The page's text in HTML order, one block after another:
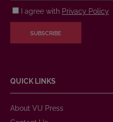
I agree with Privacy Policy
SUBSCRIBE
QUICK LINKS
About VU Press